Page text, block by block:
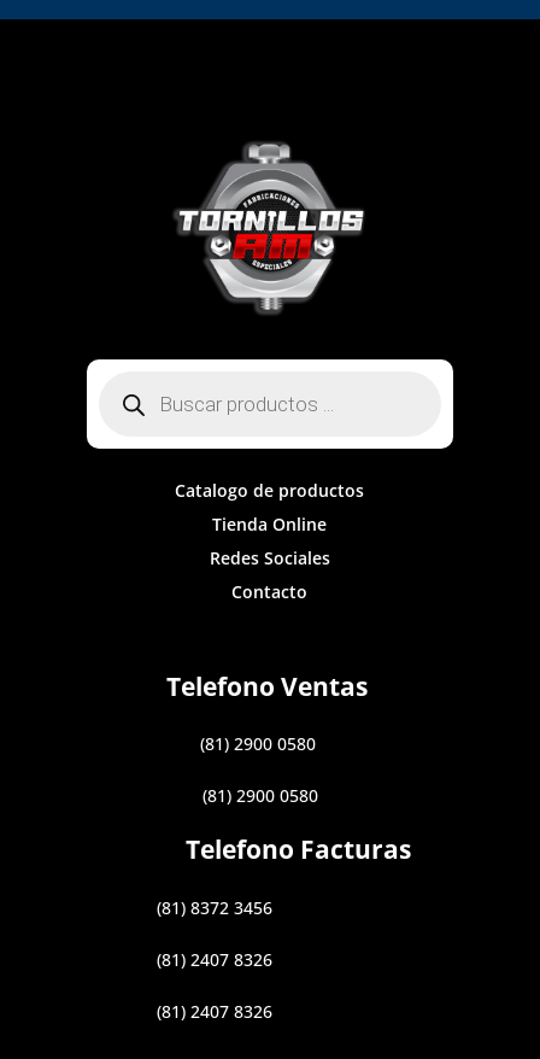
productos
Catalogo de productos
Tienda Online
Redes Sociales
Contacto
Telefono Ventas
(81) 2900 0580
(81) 2900 0580
Telefono Facturas
(81) 8372 3456
(81) 2407 8326
(81) 2407 8326